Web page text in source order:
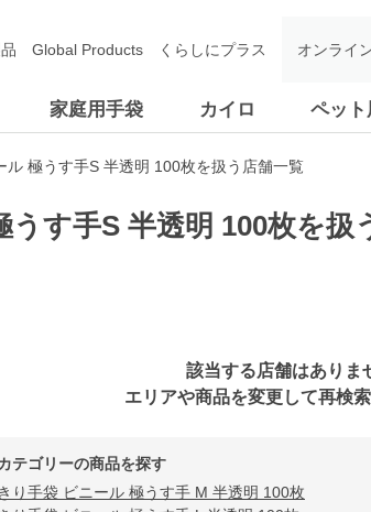
家庭用手袋 カイロ ペット
Global Products くらしにプラス オンライ
ル 極うす手S 半透明 100枚を扱う店舗一覧
す手S 半透明 100枚を扱
該当する店舗はありま
エリアや商品を変更して再検
テゴリーの商品を探す
り手袋 ビニール 極うす手 M 半透明 100枚